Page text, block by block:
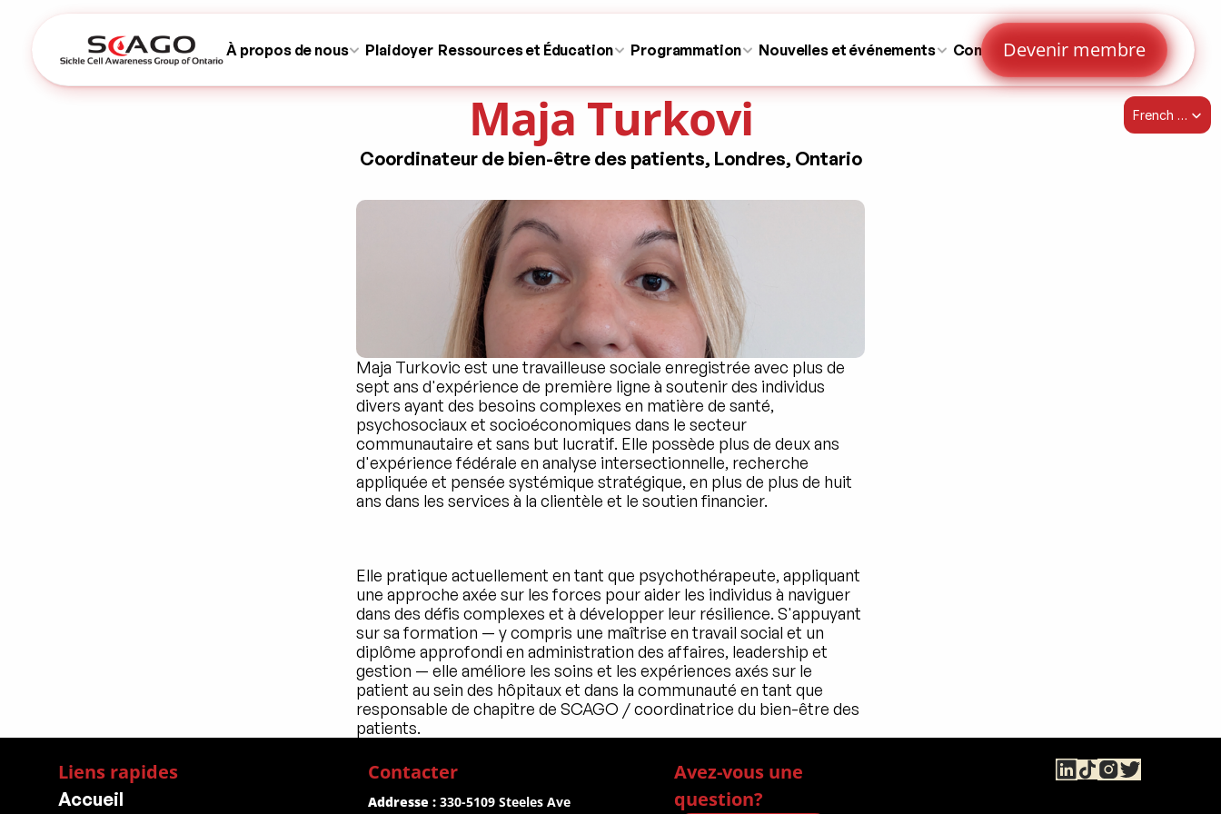
À propos de nous Plaidoyer Ressources et Éducation Programmation Nouvelles et événements Contactez-nous
Devenir membre
Select Language
French (Canada)
Maja Turkovi
Coordinateur de bien-être des patients, Londres, Ontario
Maja Turkovic est une travailleuse sociale enregistrée avec plus de
sept ans d'expérience de première ligne à soutenir des individus
divers ayant des besoins complexes en matière de santé,
psychosociaux et socioéconomiques dans le secteur
communautaire et sans but lucratif. Elle possède plus de deux ans
d'expérience fédérale en analyse intersectionnelle, recherche
appliquée et pensée systémique stratégique, en plus de plus de huit
ans dans les services à la clientèle et le soutien financier.
Elle pratique actuellement en tant que psychothérapeute, appliquant
une approche axée sur les forces pour aider les individus à naviguer
dans des défis complexes et à développer leur résilience. S'appuyant
sur sa formation — y compris une maîtrise en travail social et un
diplôme approfondi en administration des affaires, leadership et
gestion — elle améliore les soins et les expériences axés sur le
patient au sein des hôpitaux et dans la communauté en tant que
responsable de chapitre de SCAGO / coordinatrice du bien-être des
patients.
Liens rapides
Accueil
Contacter
Addresse : 330-5109 Steeles Ave
Avez-vous une
question?